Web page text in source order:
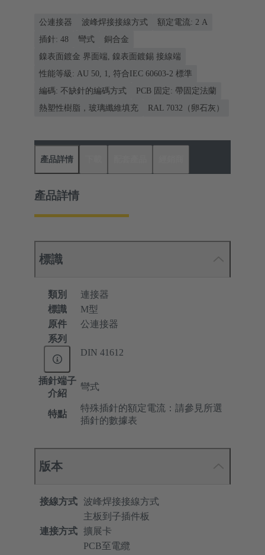
公連接器 波峰焊接接線方式
額定電流: ‌2 A
插針: 48
彎式
銅合金
鎳表面鍍金 界面端, 鎳表面鍍錫 接線端
性能等級: AU 50, 1, 符合IEC 60603-2 標準
編碼: 不缺針的編碼方式
PCB 固定: 帶固定法蘭
熱塑性樹脂，玻璃纖維填充
RAL 7032（卵石灰）
產品詳情
產品詳情
標識
類別
連接器
標識
M型
原件
公連接器
系列
DIN 41612
插針端子
介紹
彎式
特點
特殊插針的額定電流：請參見所選
插針的數據表
版本
接線方式 波峰焊接接線方式
連接方式
主板到子插件板
擴展卡
PCB至電纜